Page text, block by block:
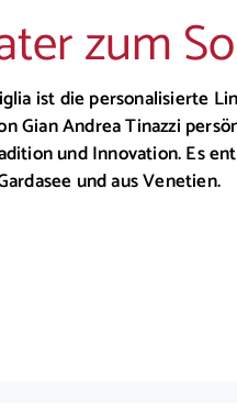
zum
ist die personalisierte
Gian Andrea Tinazzi
und Innovation. Es
und aus Venetien.